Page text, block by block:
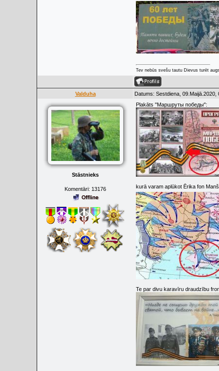
Tev nebūs svešu tautu Dievus turēt
Valduha Datums: Sestdiena,
Stāstnieks
Komentāri: 13176
Plakāts "Маршруты победы":
kurā varam aplūkot Ērika fon
Te par divu karavīru draudzību